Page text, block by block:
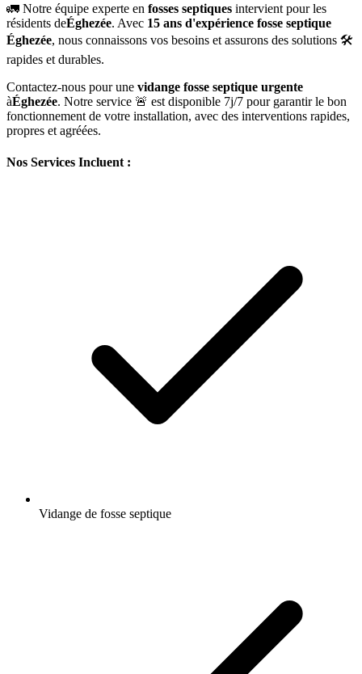
🚛 Notre équipe experte en fosses septiques intervient pour les
résidents deÉghezée. Avec 15 ans d'expérience fosse septique
Éghezée, nous connaissons vos besoins et assurons des solutions 🛠️
rapides et durables.
Contactez-nous pour une vidange fosse septique urgente
àÉghezée. Notre service 🚨 est disponible 7j/7 pour garantir le bon
fonctionnement de votre installation, avec des interventions rapides,
propres et agréées.
Nos Services Incluent :
Vidange de fosse septique